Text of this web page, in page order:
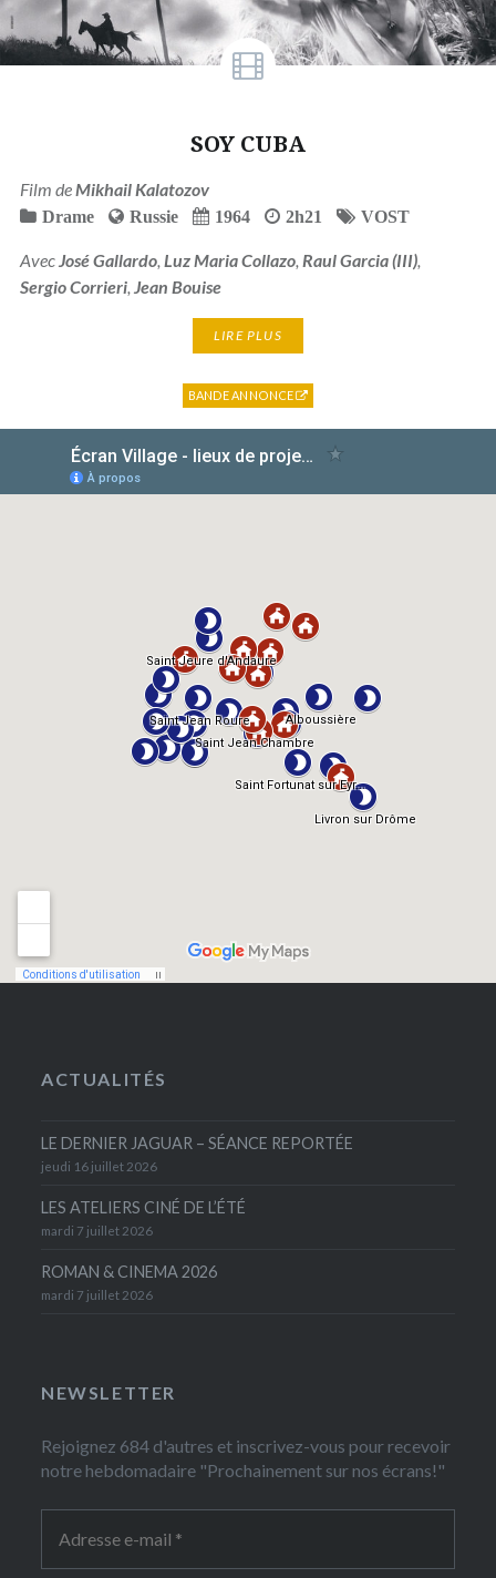
SOY CUBA
Film de Mikhail Kalatozov
Drame Russie 1964 2h21 VOST
Avec José Gallardo, Luz Maria Collazo, Raul Garcia (III),
Sergio Corrieri, Jean Bouise
LIRE PLUS
BANDE ANNONCE
ACTUALITÉS
LE DERNIER JAGUAR – SÉANCE REPORTÉE
jeudi 16 juillet 2026
LES ATELIERS CINÉ DE L’ÉTÉ
mardi 7 juillet 2026
ROMAN & CINEMA 2026
mardi 7 juillet 2026
NEWSLETTER
Rejoignez 684 d'autres et inscrivez-vous pour recevoir
notre hebdomadaire "Prochainement sur nos écrans!"